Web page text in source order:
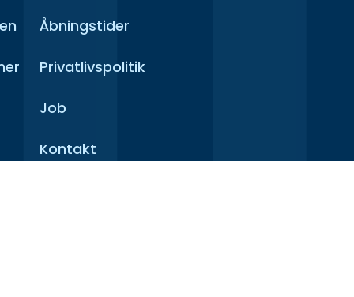
Åbningstider
Privatlivspolitik
Job
Kontakt